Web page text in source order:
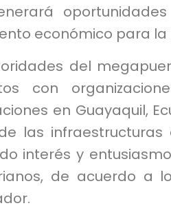
económico para la
del
con
en Guayaquil,
las infraestructuras
interés y
de acuerdo a